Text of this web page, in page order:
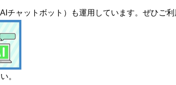
チャットボット）も運用しています。ぜひご利
。